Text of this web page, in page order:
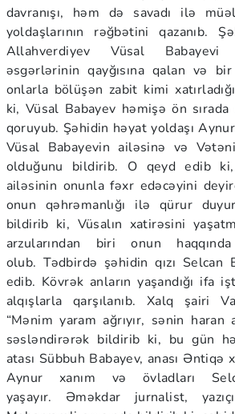
davranışı, həm də savadı ilə
yoldaşlarının rəğbətini qazanıb.
Allahverdiyev Vüsal Babayevi
əsgərlərinin qayğısına qalan və
onlarla bölüşən zabit kimi
ki, Vüsal Babayev həmişə ön
qoruyub. Şəhidin həyat yoldaşı Aynur
Vüsal Babayevin ailəsinə və
olduğunu bildirib. O qeyd edib
ailəsinin onunla fəxr edəcəyini
onun qəhrəmanlığı ilə qürur
bildirib ki, Vüsalın xatirəsini
arzularından biri onun
olub. Tədbirdə şəhidin qızı Selcan
edib. Kövrək anların yaşandığı ifa
alqışlarla qarşılanıb. Xalq şairi
“Mənim yaram ağrıyır, sənin haran
səsləndirərək bildirib ki, bu gün
atası Sübbuh Babayev, anası Əntiqə
Aynur xanım və övladları
yaşayır. Əməkdar jurnalist,